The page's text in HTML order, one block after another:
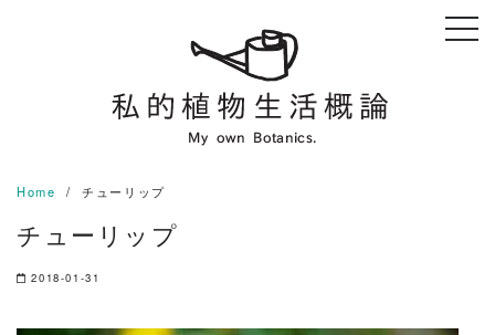
Home チューリップ
チューリップ
2018-01-31